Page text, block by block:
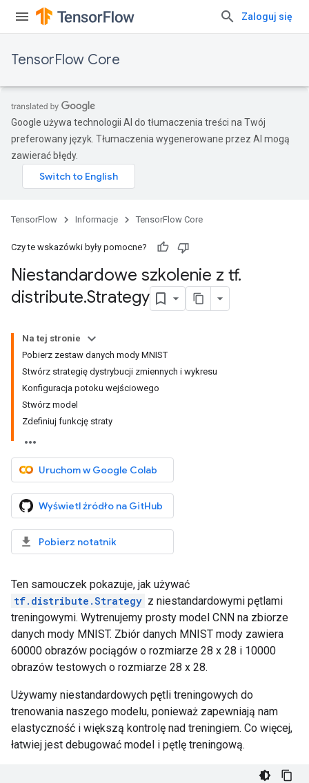
Zaloguj się
TensorFlow Core
Google używa technologii AI do tłumaczenia treści na Twój
preferowany język. Tłumaczenia wygenerowane przez AI mogą
zawierać błędy.
TensorFlow Informacje TensorFlow Core
Czy te wskazówki były pomocne?
Niestandardowe szkolenie z tf.
distribute.Strategy
Na tej stronie
Pobierz zestaw danych mody MNIST
Stwórz strategię dystrybucji zmiennych i wykresu
Konfiguracja potoku wejściowego
Stwórz model
Zdefiniuj funkcję straty
Uruchom w Google Colab
Wyświetl źródło na GitHub
Pobierz notatnik
Ten samouczek pokazuje, jak używać
tf.distribute.Strategy z niestandardowymi pętlami
treningowymi. Wytrenujemy prosty model CNN na zbiorze
danych mody MNIST. Zbiór danych MNIST mody zawiera
60000 obrazów pociągów o rozmiarze 28 x 28 i 10000
obrazów testowych o rozmiarze 28 x 28.
Używamy niestandardowych pętli treningowych do
trenowania naszego modelu, ponieważ zapewniają nam
elastyczność i większą kontrolę nad treningiem. Co więcej,
łatwiej jest debugować model i pętlę treningową.